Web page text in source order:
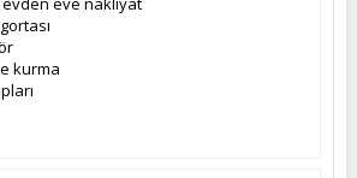
kurma